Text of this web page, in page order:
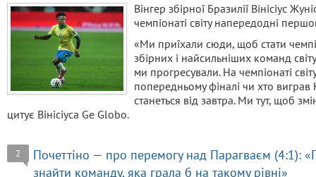
Вінгер збірної Бразилії Вінісіус
чемпіонаті світу напередодні
«Ми приїхали сюди, щоб стати
збірних і найсильніших команд
ми прогресували. На чемпіонаті
попередньому фіналі чи хто
станеться від завтра. Ми тут, щоб
цитує Вінісіуса Ge Globo.
2
Почеттіно — про перемогу над Парагваєм
знайти команду, яка грала б на такому рівні»